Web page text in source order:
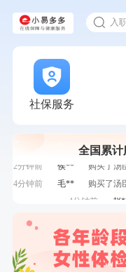
入
社保服务
全国累计
7分钟前
刚刚
1分钟前
2分钟前
叶**
4分钟前 毛** 购买了汤
4分钟前 赵
6分钟前
何**
7分钟前
陆**
7分钟前